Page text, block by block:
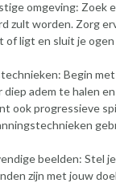
omgeving: Zoek
zult worden. Zorg
of ligt en sluit je
Begin
diep adem te halen
ook progressieve
beelden: Stel
zijn met jouw